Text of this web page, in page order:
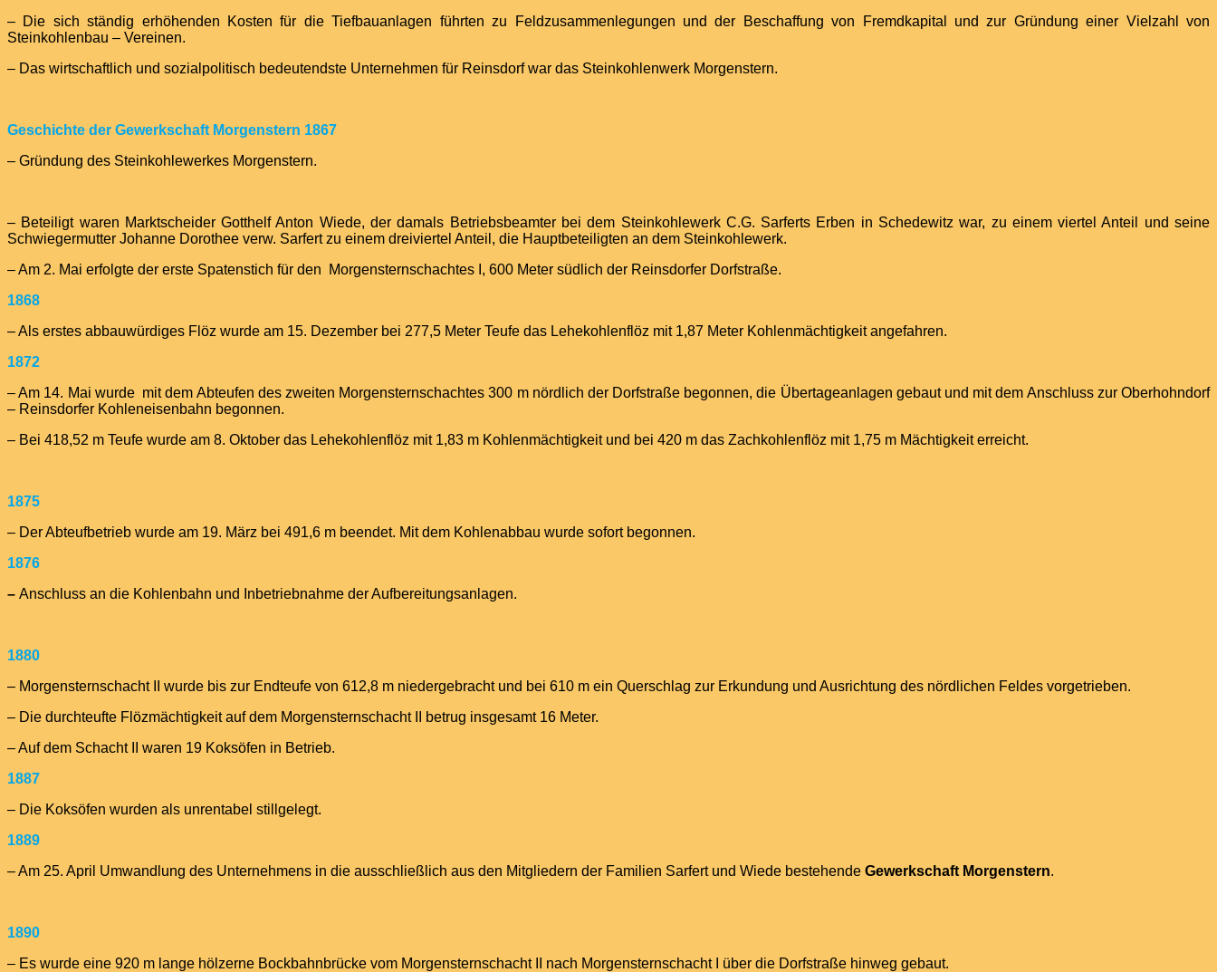
– Die sich ständig erhöhenden Kosten für die Tiefbauanlagen führten zu Feldzusammenlegungen und der Beschaffung von Fremdkapital und zur Gründung einer Vielzahl von
Steinkohlenbau – Vereinen.
– Das wirtschaftlich und sozialpolitisch bedeutendste Unternehmen für Reinsdorf war das Steinkohlenwerk Morgenstern.
Geschichte der Gewerkschaft Morgenstern 1867
– Gründung des Steinkohlewerkes Morgenstern.
– Beteiligt waren Marktscheider Gotthelf Anton Wiede, der damals Betriebsbeamter bei dem Steinkohlewerk C.G. Sarferts Erben in Schedewitz war, zu einem viertel Anteil und seine
Schwiegermutter Johanne Dorothee verw. Sarfert zu einem dreiviertel Anteil, die Hauptbeteiligten an dem Steinkohlewerk.
– Am 2. Mai erfolgte der erste Spatenstich für den Morgensternschachtes I, 600 Meter südlich der Reinsdorfer Dorfstraße.
1868
– Als erstes abbauwürdiges Flöz wurde am 15. Dezember bei 277,5 Meter Teufe das Lehekohlenflöz mit 1,87 Meter Kohlenmächtigkeit angefahren.
1872
– Am 14. Mai wurde mit dem Abteufen des zweiten Morgensternschachtes 300 m nördlich der Dorfstraße begonnen, die Übertageanlagen gebaut und mit dem Anschluss zur Oberhohndorf
– Reinsdorfer Kohleneisenbahn begonnen.
– Bei 418,52 m Teufe wurde am 8. Oktober das Lehekohlenflöz mit 1,83 m Kohlenmächtigkeit und bei 420 m das Zachkohlenflöz mit 1,75 m Mächtigkeit erreicht.
1875
– Der Abteufbetrieb wurde am 19. März bei 491,6 m beendet. Mit dem Kohlenabbau wurde sofort begonnen.
1876
– Anschluss an die Kohlenbahn und Inbetriebnahme der Aufbereitungsanlagen.
1880
– Morgensternschacht II wurde bis zur Endteufe von 612,8 m niedergebracht und bei 610 m ein Querschlag zur Erkundung und Ausrichtung des nördlichen Feldes vorgetrieben.
– Die durchteufte Flözmächtigkeit auf dem Morgensternschacht II betrug insgesamt 16 Meter.
– Auf dem Schacht II waren 19 Koksöfen in Betrieb.
1887
– Die Koksöfen wurden als unrentabel stillgelegt.
1889
– Am 25. April Umwandlung des Unternehmens in die ausschließlich aus den Mitgliedern der Familien Sarfert und Wiede bestehende Gewerkschaft Morgenstern.
1890
– Es wurde eine 920 m lange hölzerne Bockbahnbrücke vom Morgensternschacht II nach Morgensternschacht I über die Dorfstraße hinweg gebaut.